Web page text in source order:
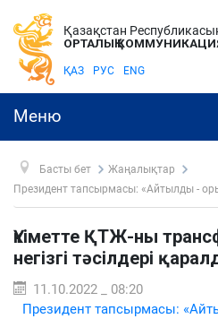
Қазақстан
ОРТАЛЫҚ
ҚАЗ РУС ENG
Меню
Басты бет
Жаңалықтар
Президент тапсырмасы: «Айтылды -
Үкіметте ҚТЖ-ны
негізгі тәсілдері
11.10.2022 _ 08:20
Президент тапсырмасы: